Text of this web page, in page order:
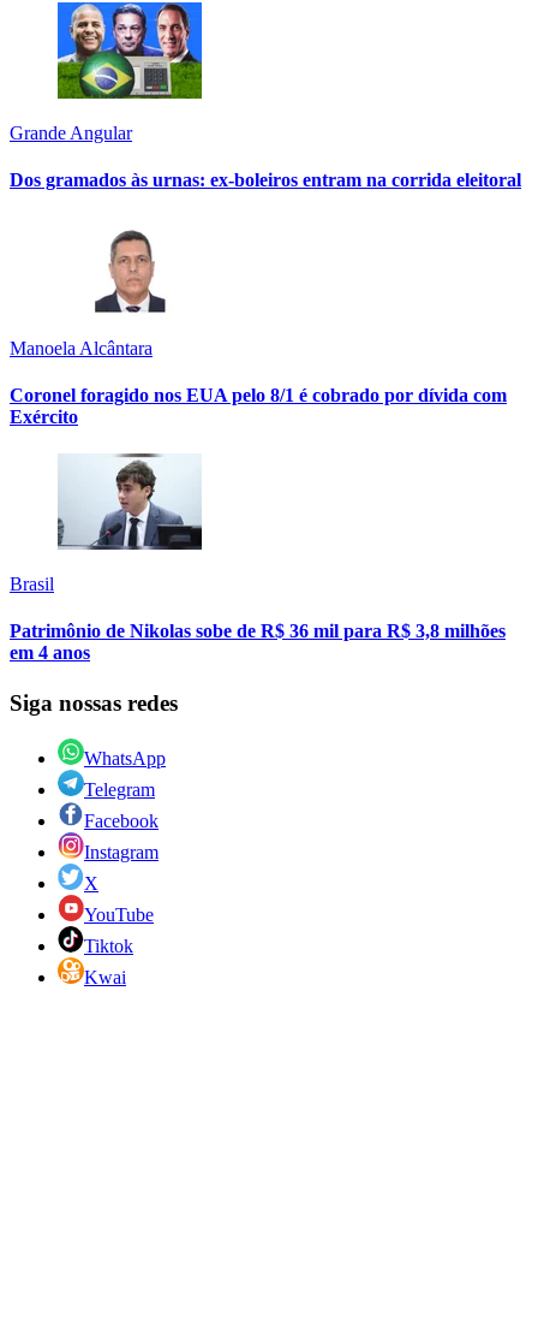
Grande Angular
Dos gramados às urnas: ex-boleiros entram na corrida eleitoral
Manoela Alcântara
Coronel foragido nos EUA pelo 8/1 é cobrado por dívida com
Exército
Brasil
Patrimônio de Nikolas sobe de R$ 36 mil para R$ 3,8 milhões
em 4 anos
Siga nossas redes
WhatsApp
Telegram
Facebook
Instagram
X
YouTube
Tiktok
Kwai